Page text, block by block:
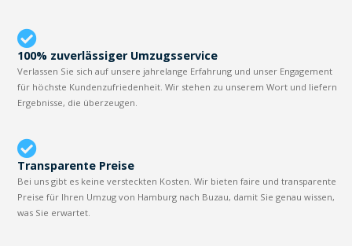
100% zuverlässiger Umzugsservice
Verlassen Sie sich auf unsere jahrelange Erfahrung und unser Engagement
für höchste Kundenzufriedenheit. Wir stehen zu unserem Wort und liefern
Ergebnisse, die überzeugen.
Transparente Preise
Bei uns gibt es keine versteckten Kosten. Wir bieten faire und transparente
Preise für Ihren Umzug von Hamburg nach Buzau, damit Sie genau wissen,
was Sie erwartet.